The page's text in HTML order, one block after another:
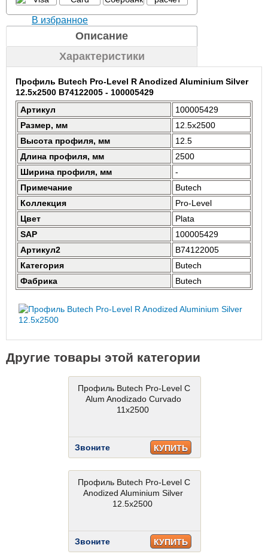
В избранное
Описание
Характеристики
Профиль Butech Pro-Level R Anodized Aluminium Silver
12.5x2500 B74122005 - 100005429
Артикул
100005429
Размер, мм
12.5x2500
Высота профиля, мм
12.5
Длина профиля, мм
2500
Ширина профиля, мм
-
Примечание
Butech
Коллекция
Pro-Level
Цвет
Plata
SAP
100005429
Артикул2
B74122005
Категория
Butech
Фабрика
Butech
Другие товары этой категории
Профиль Butech Pro-Level C
Alum Anodizado Curvado
11x2500
Звоните КУПИТЬ
Профиль Butech Pro-Level C
Anodized Aluminium Silver
12.5x2500
Звоните КУПИТЬ